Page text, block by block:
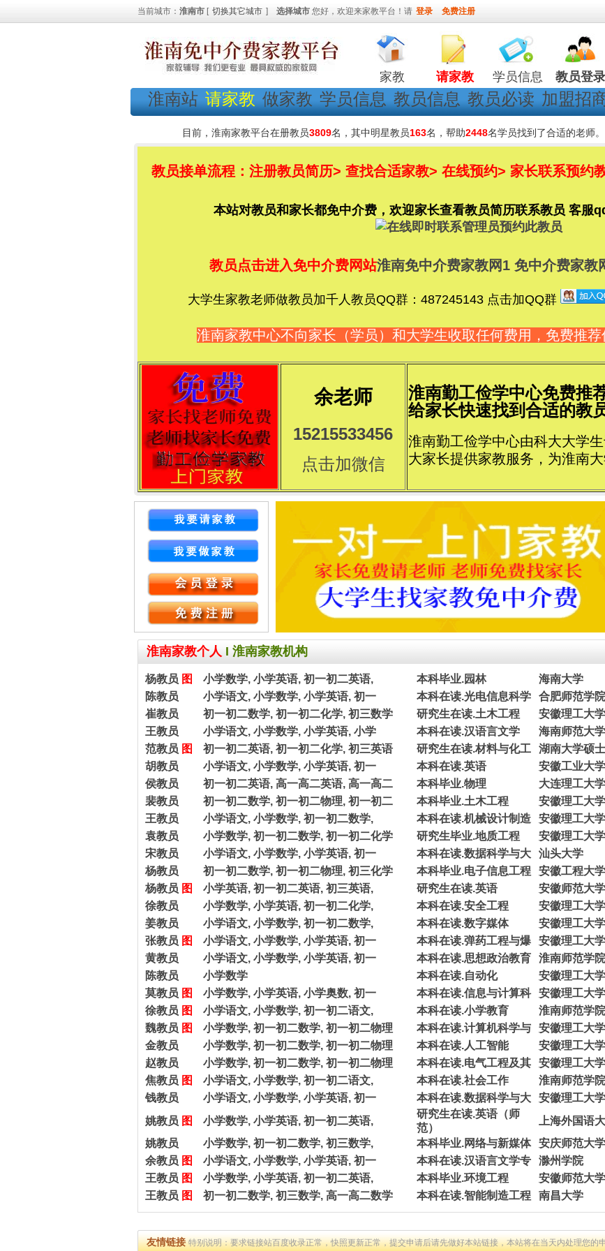
当前城市： 淮南市 [ 切换其它城市 ] 选择城市 您好，欢迎来家教平台！请 登录 免费注册
家教 请家教 学员信息 教员登录
淮南站 请家教 做家教 学员信息 教员信息 教员必读 加盟招
目前，淮南家教平台在册教员3809名，其中明星教员163名，帮助2448名学员找到了合适的老师
教员接单流程：注册教员简历> 查找合适家教> 在线预约> 家长联系预约
本站对教员和家长都免中介费，欢迎家长查看教员简历联系教员 客服
教员点击进入免中介费网站淮南免中介费家教网1 免中介费家教
大学生家教老师做教员加千人教员QQ群：487245143 点击加QQ群
淮南家教中心不向家长（学员）和大学生收取任何费用，免费推荐
余老师
15215533456
点击加微信
淮南勤工俭学中心免费推
给家长快速找到合适的教
淮南勤工俭学中心由科大大学
大家长提供家教服务，为淮南
淮南家教个人 I 淮南家教机构
杨教员 图 小学数学, 小学英语, 初一初二英语, 本科毕业.园林 海南大学
陈教员
小学语文, 小学数学, 小学英语, 初一 本科在读.光电信息科学 合肥师范学院
崔教员
初一初二数学, 初一初二化学, 初三数学 研究生在读.土木工程 安徽理工大学
王教员
小学语文, 小学数学, 小学英语, 小学 本科在读.汉语言文学 海南师范大学
范教员 图 初一初二英语, 初一初二化学, 初三英语 研究生在读.材料与化工 湖南大学硕士
胡教员
小学语文, 小学数学, 小学英语, 初一 本科在读.英语 安徽工业大学
侯教员
初一初二英语, 高一高二英语, 高一高二 本科毕业.物理 大连理工大学
裴教员
初一初二数学, 初一初二物理, 初一初二 本科毕业.土木工程 安徽理工大学
王教员
小学语文, 小学数学, 初一初二数学, 本科在读.机械设计制造 安徽理工大学
袁教员
小学数学, 初一初二数学, 初一初二化学 研究生毕业.地质工程 安徽理工大学
宋教员
小学语文, 小学数学, 小学英语, 初一 本科在读.数据科学与大 汕头大学
杨教员
初一初二数学, 初一初二物理, 初三化学 本科毕业.电子信息工程 安徽工程大学
杨教员 图 小学英语, 初一初二英语, 初三英语, 研究生在读.英语 安徽师范大学
徐教员
小学数学, 小学英语, 初一初二化学, 本科在读.安全工程 安徽理工大学
姜教员
小学语文, 小学数学, 初一初二数学, 本科在读.数字媒体 安徽理工大学
张教员 图 小学语文, 小学数学, 小学英语, 初一 本科在读.弹药工程与爆 安徽理工大学
黄教员
小学语文, 小学数学, 小学英语, 初一 本科在读.思想政治教育 淮南师范学院
陈教员
小学数学 本科在读.自动化 安徽理工大学
莫教员 图 小学数学, 小学英语, 小学奥数, 初一 本科在读.信息与计算科 安徽理工大学
徐教员 图 小学语文, 小学数学, 初一初二语文, 本科在读.小学教育 淮南师范学院
魏教员 图 小学数学, 初一初二数学, 初一初二物理 本科在读.计算机科学与 安徽理工大
金教员
小学数学, 初一初二数学, 初一初二物理 本科在读.人工智能 安徽理工大学
赵教员
小学数学, 初一初二数学, 初一初二物理 本科在读.电气工程及其 安徽理工大学
焦教员 图 小学语文, 小学数学, 初一初二语文, 本科在读.社会工作 淮南师范学院
钱教员
小学语文, 小学数学, 小学英语, 初一 本科在读.数据科学与大 安徽理工大学
姚教员 图 小学数学, 小学英语, 初一初二英语,
研究生在读.英语（师
范）
上海外国语
姚教员
小学数学, 初一初二数学, 初三数学, 本科毕业.网络与新媒体 安庆师范大学
余教员 图 小学语文, 小学数学, 小学英语, 初一 本科在读.汉语言文学专 滁州学院
王教员 图 小学数学, 小学英语, 初一初二英语, 本科毕业.环境工程 安徽师范大学
王教员 图 初一初二数学, 初三数学, 高一高二数学 本科在读.智能制造工程 南昌大学
友情链接特别说明：要求链接站百度收录正常，快照更新正常，提交申请后请先做好本站链接，本站将在当天内处理您的